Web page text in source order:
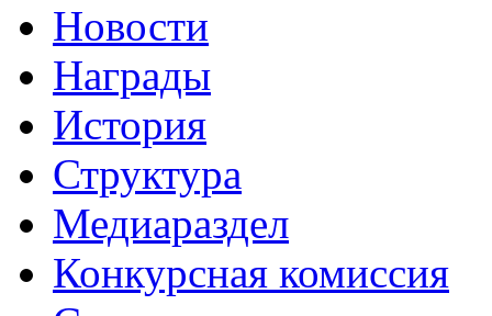
Новости
Награды
История
Структура
Медиараздел
Конкурсная комиссия